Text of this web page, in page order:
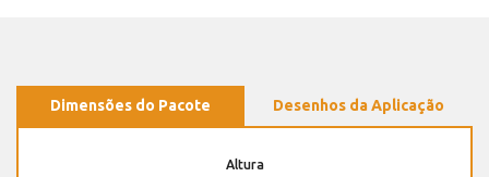
Dimensões do Pacote Desenhos da Aplicação
Altura